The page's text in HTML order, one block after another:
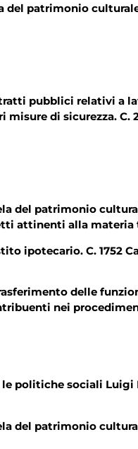
del patrimonio
pubblici relativi a
di sicurezza. C.
del patrimonio
aspetti attinenti alla
ipotecario. C. 1752
delle
nei
politiche sociali
del patrimonio